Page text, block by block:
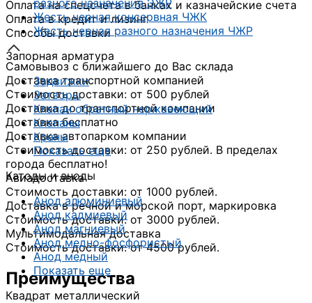
разного назначения ЭЖР
Жесть черная консервная ЧЖК
Жесть черная разного назначения ЧЖР
Запорная арматура
Задвижки
Затворы
Клапан обратный нержавеющий
Клапаны
Краны
Показать еще
Катоды и аноды
Анод алюминиевый
Анод кадмиевый
Анод магниевый
Анод медно-фосфористый
Анод медный
Показать еще
Квадрат металлический
Оплата на спецсчета в банках и казначейские счета
Оплата в кредит и лизинг
Способы доставки
Самовывоз с ближайшего до Вас склада
Доставка транспортной компанией
Стоимость доставки: от 500 рублей
Доставка до транспортной компании
Доставка бесплатно
Доставка автопарком компании
Стоимость доставки: от 250 рублей. В пределах
города бесплатно!
Авиадоставка
Стоимость доставки: от 1000 рублей.
Доставка в речной и морской порт, маркировка
Стоимость доставки: от 3000 рублей.
Мультимодальная доставка
Стоимость доставки: от 4500 рублей.
Преимущества